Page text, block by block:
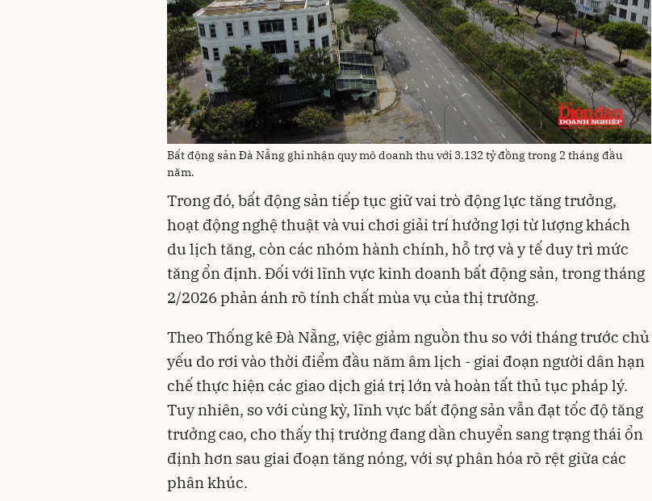
Bất động sản Đà Nẵng ghi nhận quy mô doanh thu với 3.132 tỷ đồng trong 2 tháng đầu
năm.
Trong đó, bất động sản tiếp tục giữ vai trò động lực tăng trưởng,
hoạt động nghệ thuật và vui chơi giải trí hưởng lợi từ lượng khách
du lịch tăng, còn các nhóm hành chính, hỗ trợ và y tế duy trì mức
tăng ổn định. Đối với lĩnh vực kinh doanh bất động sản, trong tháng
2/2026 phản ánh rõ tính chất mùa vụ của thị trường.
Theo Thống kê Đà Nẵng, việc giảm nguồn thu so với tháng trước chủ
yếu do rơi vào thời điểm đầu năm âm lịch - giai đoạn người dân hạn
chế thực hiện các giao dịch giá trị lớn và hoàn tất thủ tục pháp lý.
Tuy nhiên, so với cùng kỳ, lĩnh vực bất động sản vẫn đạt tốc độ tăng
trưởng cao, cho thấy thị trường đang dần chuyển sang trạng thái ổn
định hơn sau giai đoạn tăng nóng, với sự phân hóa rõ rệt giữa các
phân khúc.